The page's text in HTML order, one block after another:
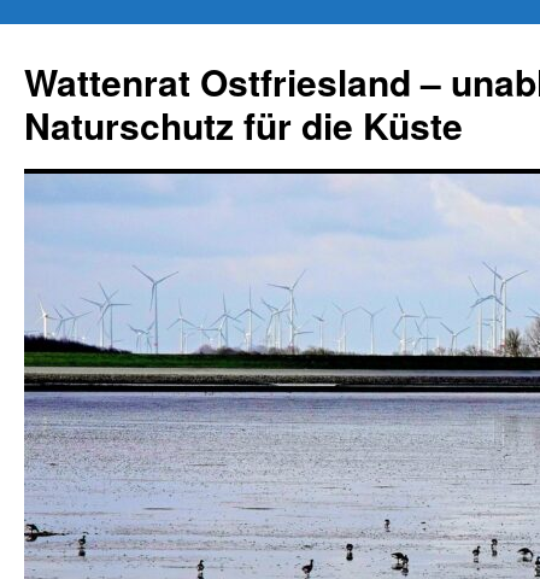
springen
Wattenrat Ostfriesland –
Naturschutz für die Küste